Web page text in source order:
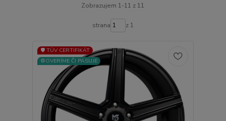
Zobrazujem 1-11 z 11
strana z 1
🛡️ TÜV CERTIFIKÁT
⚙️OVERÍME ČI PASUJE